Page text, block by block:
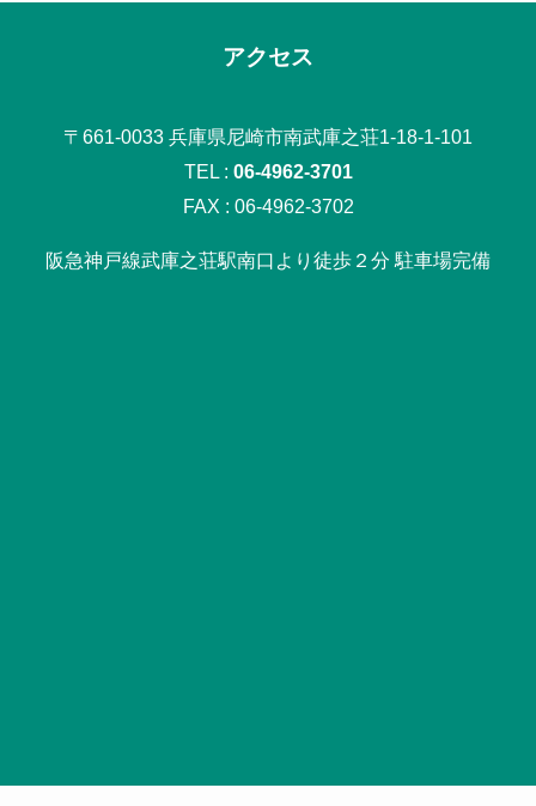
アクセス
〒661-0033 兵庫県尼崎市南武庫之荘1-18-1-101
TEL : 06-4962-3701
FAX : 06-4962-3702
阪急神戸線武庫之荘駅南口より徒歩２分 駐車場完備